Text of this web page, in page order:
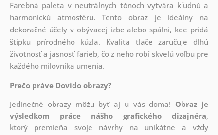
Farebná paleta v neutrálnych tónoch vytvára kľudnú a
harmonickú atmosféru. Tento obraz je ideálny na
dekoračné účely v obývacej izbe alebo spálni, kde pridá
štipku prírodného kúzla. Kvalita tlače zaručuje dlhú
životnosť a jasnosť farieb, čo z neho robí skvelú voľbu pre
každého milovníka umenia.
Prečo práve Dovido obrazy?
Jedinečné obrazy môžu byť aj u vás doma! Obraz je
výsledkom práce nášho grafického dizajnéra,
ktorý premieňa svoje návrhy na unikátne a vždy